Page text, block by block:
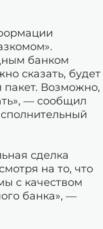
банком
сказать, будет
Возможно,
— сообщил
сделка
на то, что
с качеством
банка», —